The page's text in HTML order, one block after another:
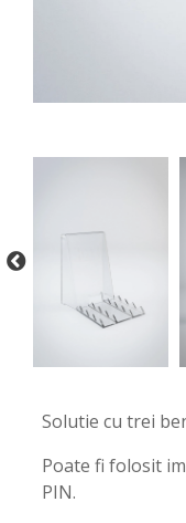
-
Solutie cu trei
Poate fi folosit
PIN.